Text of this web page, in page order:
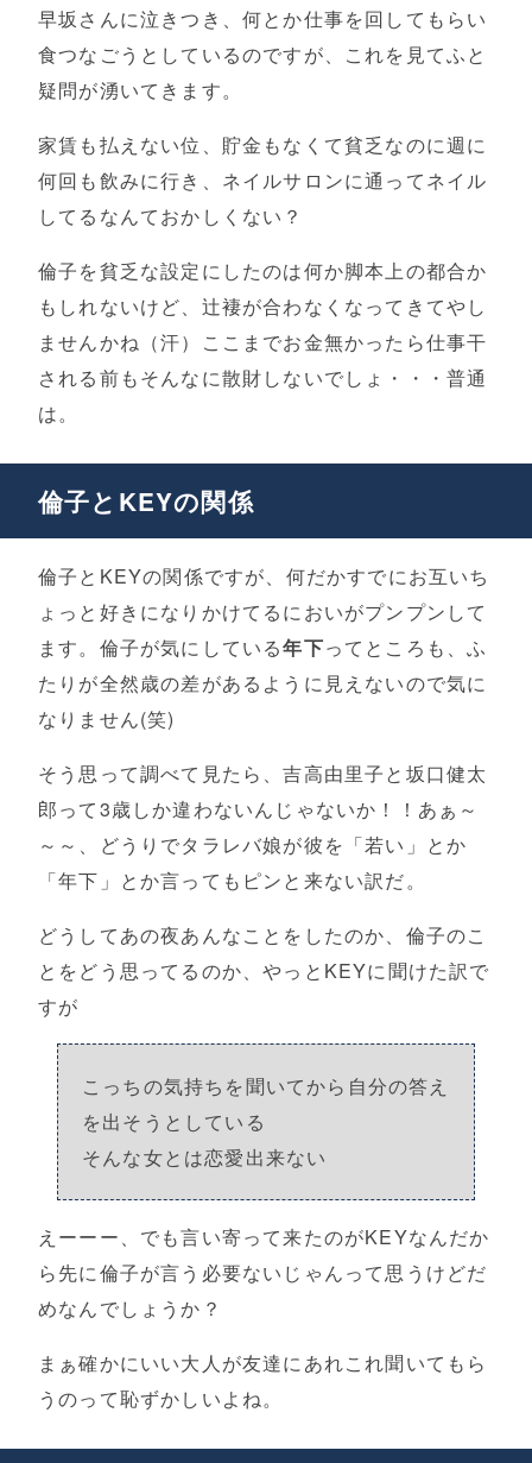
早坂さんに泣きつき、何とか仕事を回してもらい
食つなごうとしているのですが、これを見てふと
疑問が湧いてきます。
家賃も払えない位、貯金もなくて貧乏なのに週に
何回も飲みに行き、ネイルサロンに通ってネイル
してるなんておかしくない？
倫子を貧乏な設定にしたのは何か脚本上の都合か
もしれないけど、辻褄が合わなくなってきてやし
ませんかね（汗）ここまでお金無かったら仕事干
される前もそんなに散財しないでしょ・・・普通
は。
倫子とKEYの関係
倫子とKEYの関係ですが、何だかすでにお互いち
ょっと好きになりかけてるにおいがプンプンして
ます。倫子が気にしている年下ってところも、ふ
たりが全然歳の差があるように見えないので気に
なりません(笑)
そう思って調べて見たら、吉高由里子と坂口健太
郎って3歳しか違わないんじゃないか！！あぁ～
～～、どうりでタラレバ娘が彼を「若い」とか
「年下」とか言ってもピンと来ない訳だ。
どうしてあの夜あんなことをしたのか、倫子のこ
とをどう思ってるのか、やっとKEYに聞けた訳で
すが
こっちの気持ちを聞いてから自分の答え
を出そうとしている
そんな女とは恋愛出来ない
えーーー、でも言い寄って来たのがKEYなんだか
ら先に倫子が言う必要ないじゃんって思うけどだ
めなんでしょうか？
まぁ確かにいい大人が友達にあれこれ聞いてもら
うのって恥ずかしいよね。